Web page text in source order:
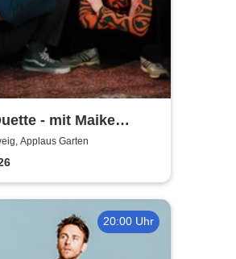
- mit Maike
& Markus Schultze
Applaus Garten
20:00 Uhr